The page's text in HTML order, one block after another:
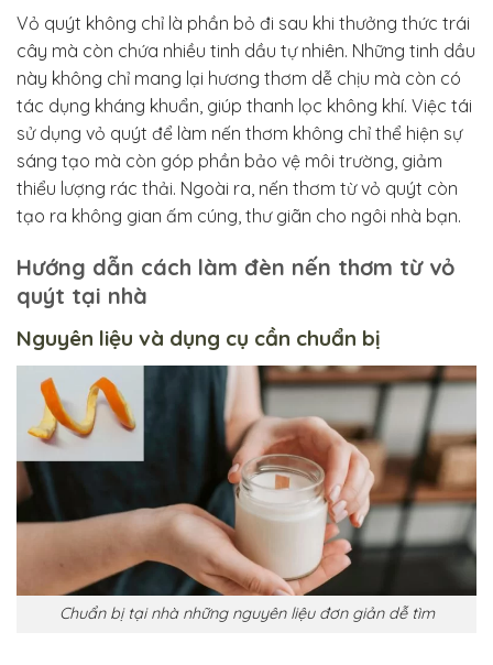
Vỏ quýt không chỉ là phần bỏ đi sau khi thưởng thức trái
cây mà còn chứa nhiều tinh dầu tự nhiên. Những tinh dầu
này không chỉ mang lại hương thơm dễ chịu mà còn có
tác dụng kháng khuẩn, giúp thanh lọc không khí. Việc tái
sử dụng vỏ quýt để làm nến thơm không chỉ thể hiện sự
sáng tạo mà còn góp phần bảo vệ môi trường, giảm
thiểu lượng rác thải. Ngoài ra, nến thơm từ vỏ quýt còn
tạo ra không gian ấm cúng, thư giãn cho ngôi nhà bạn.
Hướng dẫn cách làm đèn nến thơm từ vỏ
quýt tại nhà
Nguyên liệu và dụng cụ cần chuẩn bị
Chuẩn bị tại nhà những nguyên liệu đơn giản dễ tìm